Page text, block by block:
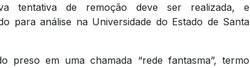
tentativa de remoção deve ser realizada, e
para análise na Universidade do Estado de Santa
em uma chamada “rede fantasma”, termo